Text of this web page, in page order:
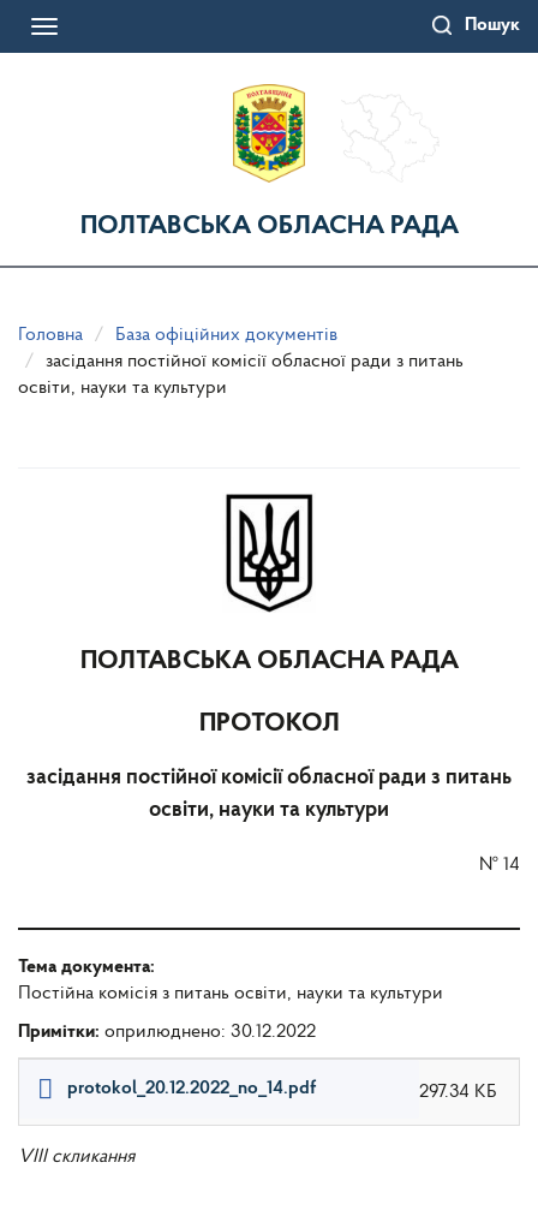
Пошук
Toggle
ПОЛТАВСЬКА ОБЛАСНА РАДА
Головна
База офіційних документів
засідання постійної комісії обласної ради з питань
освіти, науки та культури
ПОЛТАВСЬКА ОБЛАСНА РАДА
ПРОТОКОЛ
засідання постійної комісії обласної ради з питань
освіти, науки та культури
№ 14
Тема документа:
Постійна комісія з питань освіти, науки та культури
Примітки: оприлюднено: 30.12.2022
protokol_20.12.2022_no_14.pdf 297.34 КБ
VIII скликання